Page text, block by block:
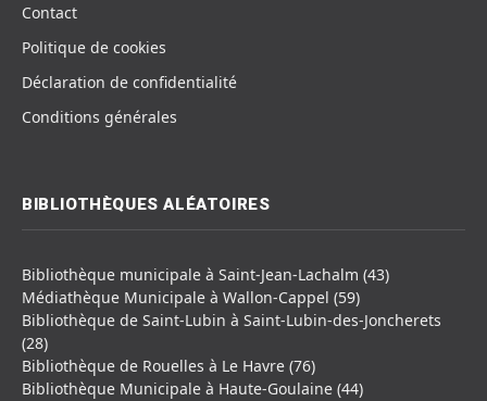
Contact
Politique de cookies
Déclaration de confidentialité
Conditions générales
BIBLIOTHÈQUES ALÉATOIRES
Bibliothèque municipale à Saint-Jean-Lachalm (43)
Médiathèque Municipale à Wallon-Cappel (59)
Bibliothèque de Saint-Lubin à Saint-Lubin-des-Joncherets
(28)
Bibliothèque de Rouelles à Le Havre (76)
Bibliothèque Municipale à Haute-Goulaine (44)